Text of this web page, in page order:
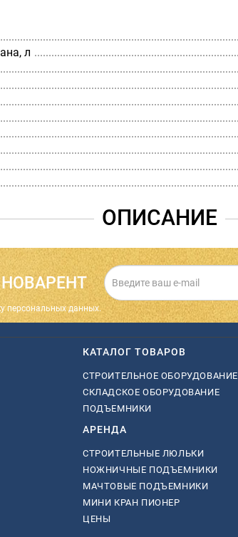
л
ОПИСАНИЕ
персональных данных.
КАТАЛОГ ТОВАРОВ
СТРОИТЕЛЬНОЕ ОБОРУДОВАНИЕ
СКЛАДСКОЕ ОБОРУДОВАНИЕ
ПОДЪЕМНИКИ
АРЕНДА
СТРОИТЕЛЬНЫЕ ЛЮЛЬКИ
НОЖНИЧНЫЕ ПОДЪЕМНИКИ
МАЧТОВЫЕ ПОДЪЕМНИКИ
МИНИ КРАН ПИОНЕР
ЦЕНЫ